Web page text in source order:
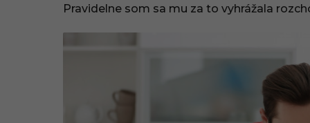
Pravidelne som sa mu za to vyhrážala